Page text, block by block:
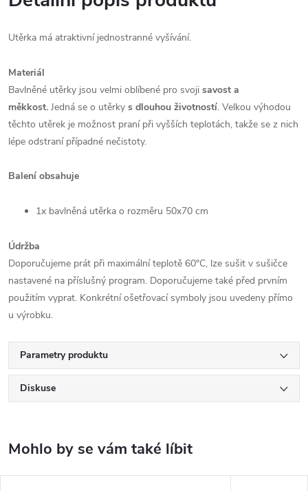
Utěrka má atraktivní jednostranné vyšívání.
Materiál
Bavlněné utěrky jsou velmi oblíbené pro svoji savost a
měkkost. Jedná se o utěrky s dlouhou životností. Velkou výhodou
těchto utěrek je možnost praní při vyšších teplotách, takže se z nich
lépe odstraní případné nečistoty.
Balení obsahuje
1x bavlněná utěrka o rozměru 50x70 cm
Údržba
Doporučujeme prát při maximální teplotě 60°C, lze sušit v sušičce
nastavené na příslušný program. Doporučujeme také před prvním
použitím vyprat. Konkrétní ošetřovací symboly jsou uvedeny přímo
u výrobku.
Parametry produktu
Diskuse